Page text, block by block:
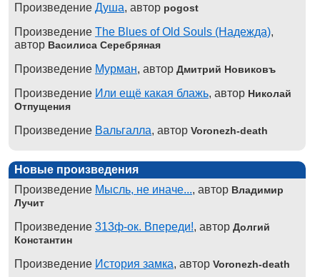
Произведение Душа, автор pogost
Произведение The Blues of Old Souls (Надежда),
автор Василиса Серебряная
Произведение Мурман, автор Дмитрий Новиковъ
Произведение Или ещё какая блажь, автор Николай
Отпущения
Произведение Вальгалла, автор Voronezh-death
Новые произведения
Произведение Мысль, не иначе..., автор Владимир
Лучит
Произведение 313ф-ок. Впереди!, автор Долгий
Константин
Произведение История замка, автор Voronezh-death